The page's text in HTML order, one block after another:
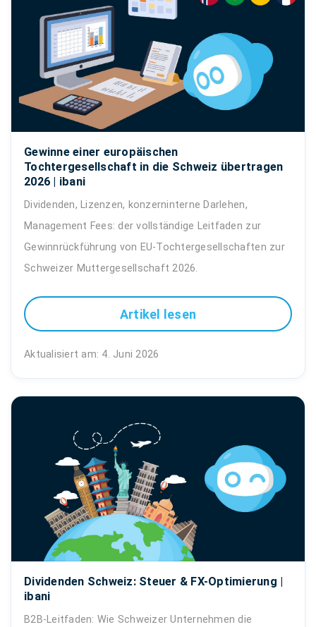
Gewinne einer europäischen
Tochtergesellschaft in die Schweiz übertragen
2026 | ibani
Dividenden, Lizenzen, konzerninterne Darlehen,
Management Fees: der vollständige Leitfaden zur
Gewinnrückführung von EU-Tochtergesellschaften zur
Schweizer Muttergesellschaft 2026.
Artikel lesen
Aktualisiert am: 4. Juni 2026
Dividenden Schweiz: Steuer & FX-Optimierung |
ibani
B2B-Leitfaden: Wie Schweizer Unternehmen die